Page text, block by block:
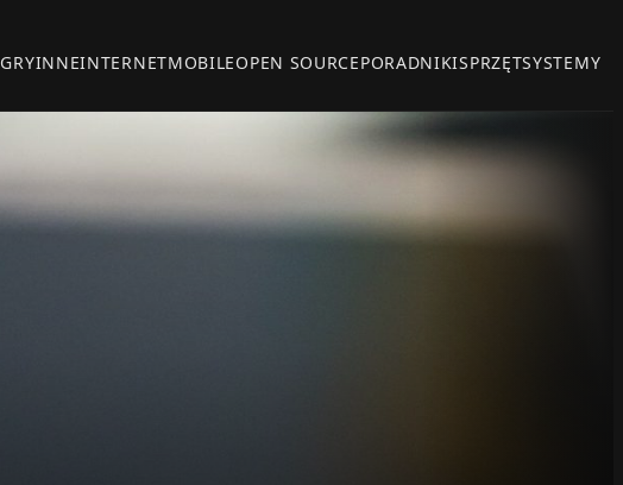
GRYINNEINTERNETMOBILEOPEN SOURCEPORADNIKISPRZĘTSYSTEMY